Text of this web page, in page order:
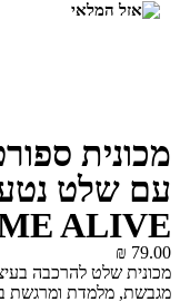
עם שלט
ALIVE
₪ 79.00
מכונית שלט להרכבה
מגבשת, מלמדת ומרגשת